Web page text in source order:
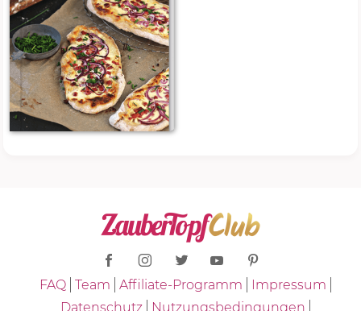
FAQ Team Affiliate-Programm
Impressum
Datenschutz
Nutzungsbedingungen